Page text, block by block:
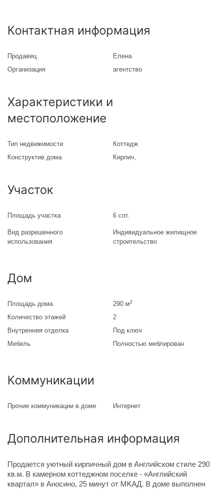
Контактная информация
Продавец
Елена
Организация
агентство
Характеристики и
местоположение
Тип недвижимости
Коттедж
Конструктив дома
Кирпич,
Участок
Площадь участка 6 сот.
Вид разрешенного
использования
Индивидуальное жилищное
строительство
Дом
Площадь дома 290 м2
Количество этажей
2
Внутренняя отделка
Под ключ
Мебель
Полностью меблирован
Коммуникации
Прочие коммуникации в доме Интернет
Дополнительная информация
Продается уютный кирпичный дом в Английском стиле 290
кв.м. B камерном коттеджном поселке - «Английский
квартал» в Аносино, 25 минут oт MKAД. В доме выполнен